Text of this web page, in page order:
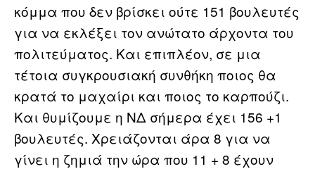
κόμμα που δεν βρίσκει ούτε 151 βουλευτές
για να εκλέξει τον ανώτατο άρχοντα του
πολιτεύματος. Και επιπλέον, σε μια
τέτοια συγκρουσιακή συνθήκη ποιος θα
κρατά το μαχαίρι και ποιος το καρπούζι.
Και θυμίζουμε η ΝΔ σήμερα έχει 156 +1
βουλευτές. Χρειάζονται άρα 8 για να
γίνει η ζημιά την ώρα που 11 + 8 έχουν